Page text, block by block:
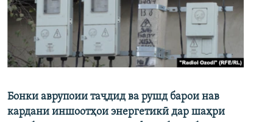
Бонки аврупоии таҷдид ва рушд барои нав
кардани иншоотҳои энергетикӣ дар шаҳри